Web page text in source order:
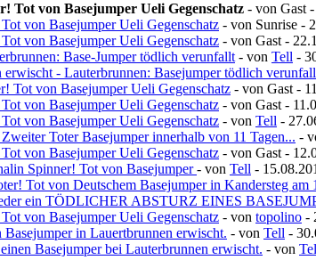
Tot von Basejumper Ueli Gegenschatz - von Gast
von Basejumper Ueli Gegenschatz - von Sunrise -
von Basejumper Ueli Gegenschatz - von Gast -
Base-Jumper tödlich verunfallt - von Tell -
erwischt - Lauterbrunnen: Basejumper tödlich
Tot von Basejumper Ueli Gegenschatz - von Gast -
von Basejumper Ueli Gegenschatz - von Gast -
von Basejumper Ueli Gegenschatz - von Tell -
Toter Basejumper innerhalb von 11 Tagen... -
von Basejumper Ueli Gegenschatz - von Gast -
Spinner! Tot von Basejumper- von Tell -
Tot von Deutschem Basejumper in Kandersteg am
ein TÖDLICHER ABSTURZ EINES
von Basejumper Ueli Gegenschatz - von topolino -
Basejumper in Lauertbrunnen erwischt. - von Tell -
Basejumper bei Lauterbrunnen erwischt. - von